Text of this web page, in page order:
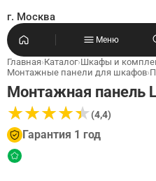
г. Москва
Меню
Главная›Каталог›Шкафы и
Монтажные панели для шкафов›
Монтажная
★★★★★
★★★★★(4,4)
Гарантия 1 год